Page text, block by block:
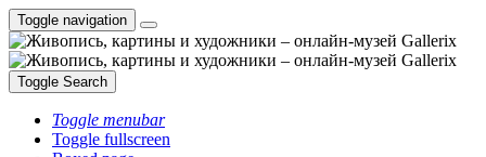
Toggle navigation
Toggle Search
Toggle menubar
Toggle fullscreen